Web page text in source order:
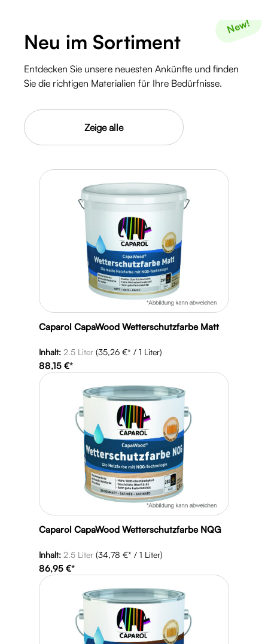
Caparol Muresko weiß - Fassadenfarbe
136,37 €*
Inhalt: 12.5 Liter
187,78 €*
Fassadenfarbe
Inhalt:
Neu im Sortiment
New!
Entdecken Sie unsere neuesten Ankünfte und finden
Sie die richtigen Materialien für Ihre Bedürfnisse.
Zeige alle
Produktgalerie überspringen
Caparol CapaWood Wetterschutzfarbe Matt
Inhalt: 2.5 Liter (35,26 €* / 1 Liter)
88,15 €*
Caparol CapaWood Wetterschutzfarbe NQG
Inhalt: 2.5 Liter (34,78 €* / 1 Liter)
86,95 €*